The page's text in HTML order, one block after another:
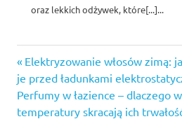
oraz lekkich odżywek, które[...]...
Nawigacja
wpisu
Previous
Post:
Elektryzowanie włosów zimą:
je przed ładunkami
Next
Post:
Perfumy w łazience – dlaczego
temperatury skracają ich